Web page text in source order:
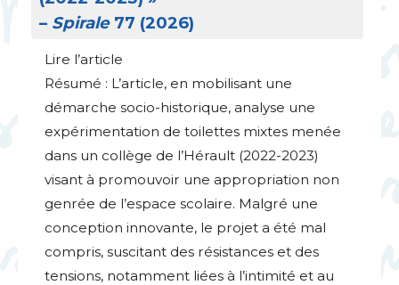
– Spirale77 (2026)
Lire l’article
Résumé : L’article, en mobilisant une
démarche socio-historique, analyse une
expérimentation de toilettes mixtes menée
dans un collège de l’Hérault (2022-2023)
visant à promouvoir une appropriation non
genrée de l’espace scolaire. Malgré une
conception innovante, le projet a été mal
compris, suscitant des résistances et des
tensions, notamment liées à l’intimité et au